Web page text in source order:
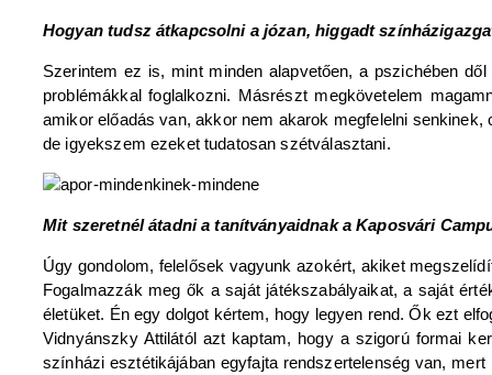
Hogyan tudsz átkapcsolni a józan, higgadt
Szerintem ez is, mint minden alapvetően, a pszichében
problémákkal foglalkozni. Másrészt megkövetelem
amikor előadás van, akkor nem akarok megfelelni
de igyekszem ezeket tudatosan szétválasztani.
Mit szeretnél átadni a tanítványaidnak a Kaposvári
Úgy gondolom, felelősek vagyunk azokért, akiket
Fogalmazzák meg ők a saját játékszabályaikat, a saját
életüket. Én egy dolgot kértem, hogy legyen rend. Ők ezt
Vidnyánszky Attilától azt kaptam, hogy a szigorú formai
színházi esztétikájában egyfajta rendszertelenség van,